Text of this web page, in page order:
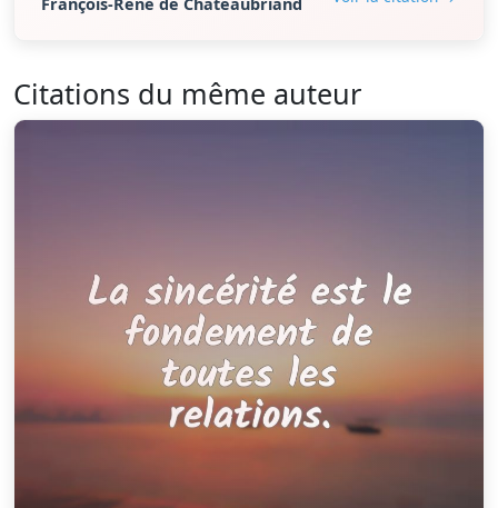
Citations du même auteur